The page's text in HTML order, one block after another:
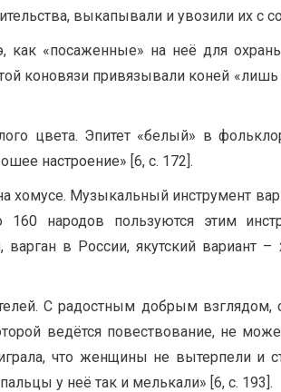
выкапывали и увозили их с
как «посаженные» на неё для
коновязи привязывали коней
цвета. Эпитет «белый» в
настроение» [6, с. 172].
Музыкальный инструмент
народов пользуются этим
в России, якутский вариант –
С радостным добрым взглядом,
ведётся повествование, не
что женщины не вытерпели и
у неё так и мелькали» [6, с. 193].